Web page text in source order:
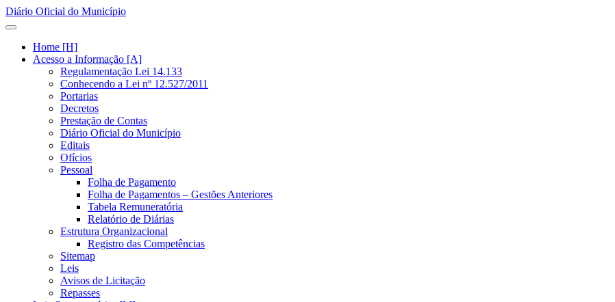
Diário Oficial do Município
Home [H]
Acesso a Informação [A]
Regulamentação Lei 14.133
Conhecendo a Lei nº 12.527/2011
Portarias
Decretos
Prestação de Contas
Diário Oficial do Município
Editais
Ofícios
Pessoal
Folha de Pagamento
Folha de Pagamentos – Gestões Anteriores
Tabela Remuneratória
Relatório de Diárias
Estrutura Organizacional
Registro das Competências
Sitemap
Leis
Avisos de Licitação
Repasses